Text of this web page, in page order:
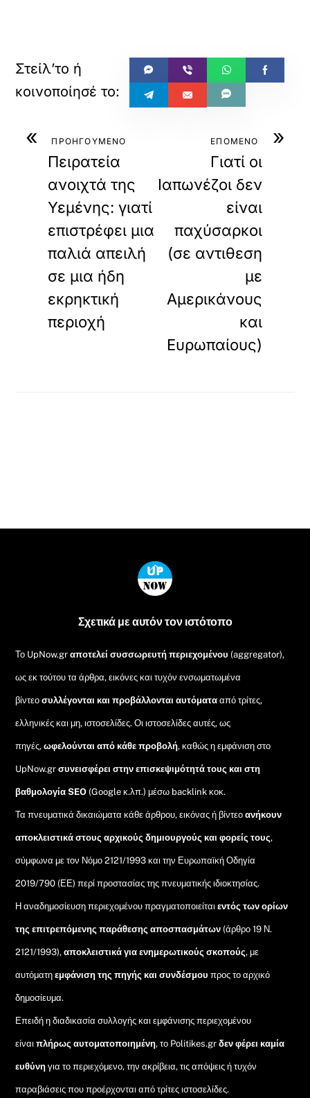
« ΠΡΟΗΓΟΥΜΕΝΟ
Πειρατεία
ανοιχτά της
Υεμένης: γιατί
επιστρέφει μια
παλιά απειλή
σε μια ήδη
εκρηκτική
περιοχή
»
ΕΠΟΜΕΝΟ
Γιατί οι
Ιαπωνέζοι δεν
είναι
παχύσαρκοι
(σε αντιθεση
με
Αμερικάνους
και
Ευρωπαίους)
Back
To
Σχετικά με αυτόν τον ιστότοπο
Το UpNow.grαποτελεί συσσωρευτή περιεχομένου (aggregator),
ως εκ τούτου τα άρθρα, εικόνες και τυχόν ενσωματωμένα
βίντεοσυλλέγονται και προβάλλονται αυτόματααπό τρίτες,
ελληνικές και μη, ιστοσελίδες. Οι ιστοσελίδες αυτές, ως
πηγές,ωφελούνται από κάθε προβολή, καθώς η εμφάνιση στο
UpNow.gr συνεισφέρει στην επισκεψιμότητά τους και στη
βαθμολογία SEO (Google κ.λπ.) μέσω backlink κοκ.
Τα πνευματικά δικαιώματα κάθε άρθρου, εικόνας ή βίντεοανήκουν
αποκλειστικά στους αρχικούς δημιουργούς και φορείς τους,
σύμφωνα με τον Νόμο 2121/1993 και την Ευρωπαϊκή Οδηγία
2019/790 (ΕΕ) περί προστασίας της πνευματικής ιδιοκτησίας.
Η αναδημοσίευση περιεχομένου πραγματοποιείταιεντός των ορίων
της επιτρεπόμενης παράθεσης αποσπασμάτων (άρθρο 19 Ν.
2121/1993), αποκλειστικά για ενημερωτικούς σκοπούς, με
αυτόματηεμφάνιση της πηγής και συνδέσμου προς το αρχικό
δημοσίευμα.
Επειδή η διαδικασία συλλογής και εμφάνισης περιεχομένου
είναιπλήρως αυτοματοποιημένη, το Politikes.grδεν φέρει καμία
ευθύνη για το περιεχόμενο, την ακρίβεια, τις απόψεις ή τυχόν
παραβιάσεις που προέρχονται από τρίτες ιστοσελίδες.